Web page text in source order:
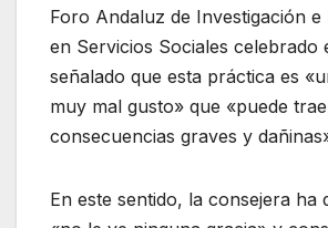
Foro Andaluz de Investigación
en Servicios Sociales celebrado
señalado que esta práctica es
muy mal gusto» que «puede
consecuencias graves y
En este sentido, la consejera ha